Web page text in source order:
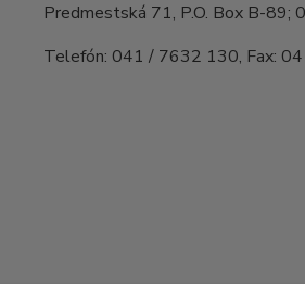
Predmestská 71, P.O. Box B-89;
Telefón: 041 / 7632 130, Fax: